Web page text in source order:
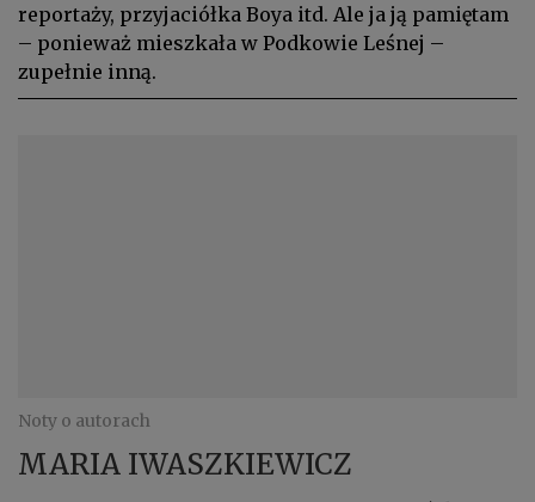
reportaży, przyjaciółka Boya itd. Ale ja ją pamiętam
– ponieważ mieszkała w Podkowie Leśnej –
zupełnie inną.
Noty o autorach
MARIA IWASZKIEWICZ